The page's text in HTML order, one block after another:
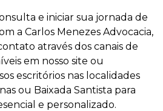
e iniciar sua jornada de
a Carlos Menezes Advocacia,
através dos canais de
em nosso site ou
escritórios nas localidades
ou Baixada Santista para
e personalizado.